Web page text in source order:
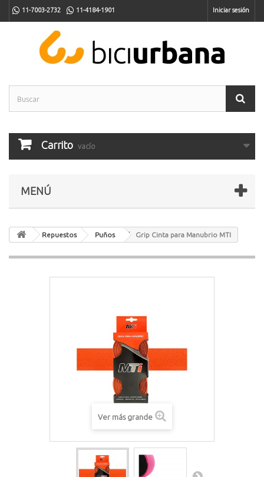
11-7003-2732 11-4184-1901 Iniciar sesión
Carrito vacío
MENÚ
Repuestos Puños Grip Cinta para Manubrio MTI
Ver más grande